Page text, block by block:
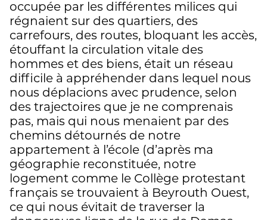
occupée par les différentes milices qui
régnaient sur des quartiers, des
carrefours, des routes, bloquant les accès,
étouffant la circulation vitale des
hommes et des biens, était un réseau
difficile à appréhender dans lequel nous
nous déplacions avec prudence, selon
des trajectoires que je ne comprenais
pas, mais qui nous menaient par des
chemins détournés de notre
appartement à l’école (d’après ma
géographie reconstituée, notre
logement comme le Collège protestant
français se trouvaient à Beyrouth Ouest,
ce qui nous évitait de traverser la